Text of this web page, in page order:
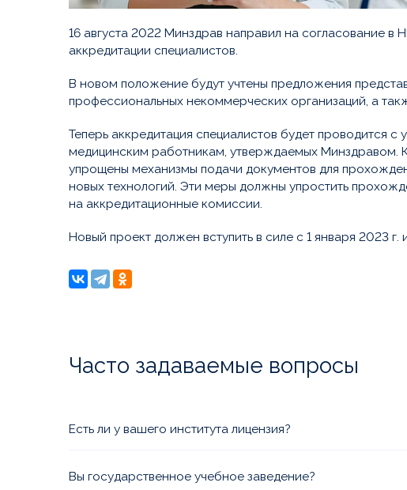
16 августа 2022 Минздрав направил на согласование
аккредитации специалистов.
В новом положение будут учтены предложения
профессиональных некоммерческих организаций, а
Теперь аккредитация специалистов будет проводится
медицинским работникам, утверждаемых Минздравом.
упрощены механизмы подачи документов для
новых технологий. Эти меры должны упростить
на аккредитационные комиссии.
Новый проект должен вступить в силе с 1 января 2023 г.
Часто задаваемые вопросы
Есть ли у вашего института лицензия?
документами в разделеЛицензии и аккредитации
Вы государственное учебное заведение?